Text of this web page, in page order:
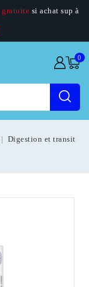
gratuite si achat sup à
0
Digestion et transit